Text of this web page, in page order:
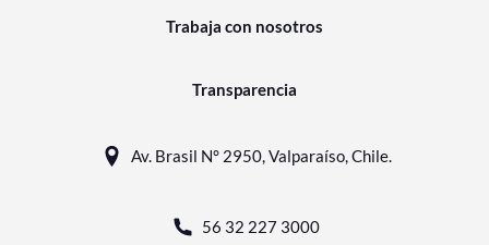
Trabaja con nosotros
Transparencia
Av. Brasil N° 2950, Valparaíso, Chile.
56 32 227 3000